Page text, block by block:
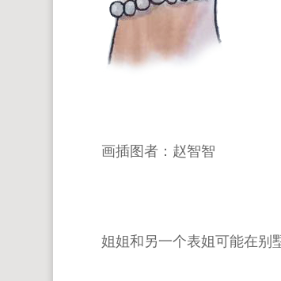
画插图者：赵智智
姐姐和另一个表姐可能在别